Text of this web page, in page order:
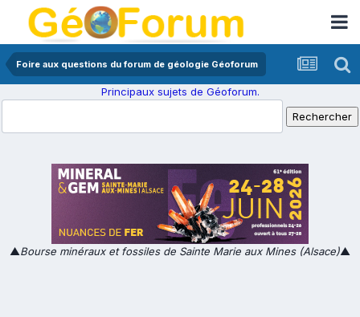
Foire aux questions du forum de géologie Géoforum
Principaux sujets de Géoforum.
▲Bourse minéraux et fossiles de Sainte Marie aux Mines (Alsace)▲